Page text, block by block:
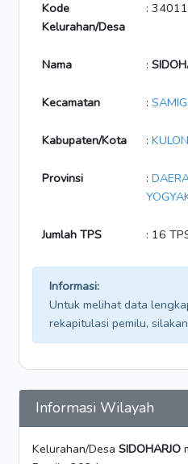
Kode
Kelurahan/Desa
:
Nama :
Kecamatan :
Kabupaten/Kota :
Provinsi :
Jumlah TPS : 16
Informasi:
Untuk melihat data
rekapitulasi pemilu, silakan
Informasi Wilayah
Kelurahan/Desa SIDOHARJO